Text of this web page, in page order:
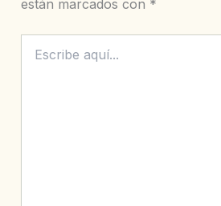
están marcados con *
aquí...